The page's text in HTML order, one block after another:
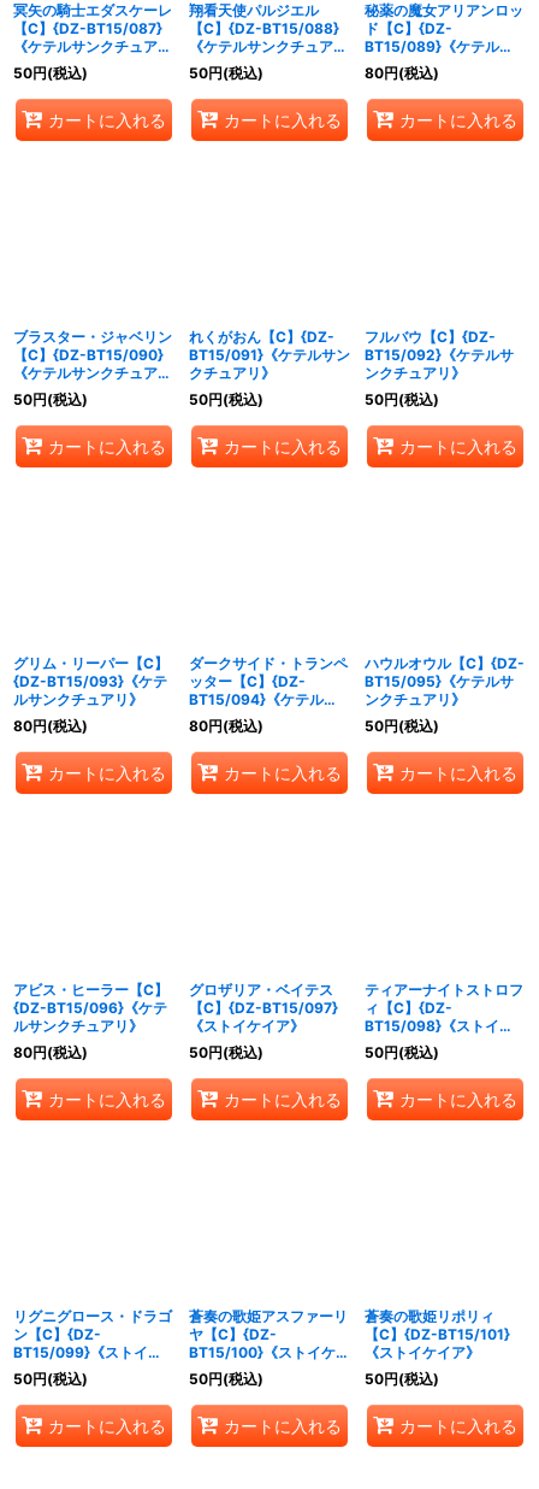
冥矢の騎士エダスケーレ
【C】{DZ-BT15/087}
《ケテルサンクチュア
リ》
50円(税込)
カートに入れる
翔看天使パルジエル
【C】{DZ-BT15/088}
《ケテルサンクチュア
リ》
50円(税込)
カートに入れる
秘薬の魔女アリアンロッ
ド【C】{DZ-
BT15/089}《ケテルサ
ンクチュアリ》
80円(税込)
カートに入れる
ブラスター・ジャベリン
【C】{DZ-BT15/090}
《ケテルサンクチュア
リ》
50円(税込)
カートに入れる
れくがおん【C】{DZ-
BT15/091}《ケテルサン
クチュアリ》
50円(税込)
カートに入れる
フルバウ【C】{DZ-
BT15/092}《ケテルサ
ンクチュアリ》
50円(税込)
カートに入れる
グリム・リーパー【C】
{DZ-BT15/093}《ケテ
ルサンクチュアリ》
80円(税込)
カートに入れる
ダークサイド・トランペ
ッター【C】{DZ-
BT15/094}《ケテルサ
ンクチュアリ》
80円(税込)
カートに入れる
ハウルオウル【C】{DZ-
BT15/095}《ケテルサ
ンクチュアリ》
50円(税込)
カートに入れる
アビス・ヒーラー【C】
{DZ-BT15/096}《ケテ
ルサンクチュアリ》
80円(税込)
カートに入れる
グロザリア・ベイテス
【C】{DZ-BT15/097}
《ストイケイア》
50円(税込)
カートに入れる
ティアーナイトストロフ
ィ【C】{DZ-
BT15/098}《ストイケ
イア》
50円(税込)
カートに入れる
リグニグロース・ドラゴ
ン【C】{DZ-
BT15/099}《ストイケ
イア》
50円(税込)
カートに入れる
蒼奏の歌姫アスファーリ
ヤ【C】{DZ-
BT15/100}《ストイケイ
ア》
50円(税込)
カートに入れる
蒼奏の歌姫リポリィ
【C】{DZ-BT15/101}
《ストイケイア》
50円(税込)
カートに入れる